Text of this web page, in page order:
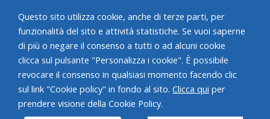
HOME
CHI SIAMO
Questo sito utilizza cookie, anche di terze parti, per
funzionalità del sito e attività statistiche. Se vuoi saperne
di più o negare il consenso a tutti o ad alcuni cookie
clicca sul pulsante "Personalizza i cookie". È possibile
revocare il consenso in qualsiasi momento facendo clic
sul link "Cookie policy" in fondo al sito. Clicca qui per
prendere visione della Cookie Policy.